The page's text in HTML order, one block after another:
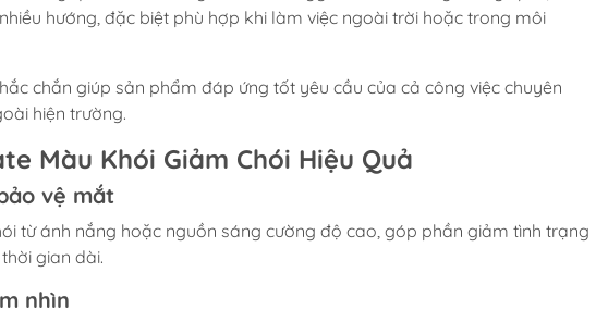
hướng, đặc biệt phù hợp khi làm việc ngoài trời hoặc trong môi
chắn giúp sản phẩm đáp ứng tốt yêu cầu của cả công việc chuyên
hiện trường.
Màu Khói Giảm Chói Hiệu Quả
vệ mắt
từ ánh nắng hoặc nguồn sáng cường độ cao, góp phần giảm tình trạng
gian dài.
nhìn